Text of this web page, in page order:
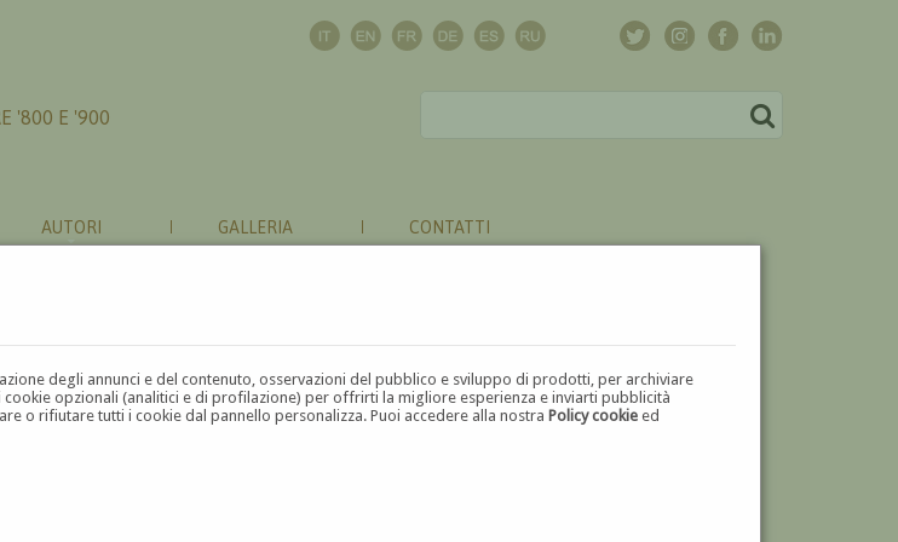
degli annunci e del contenuto, osservazioni del pubblico e sviluppo di prodotti, per archiviare
opzionali (analitici e di profilazione) per offrirti la migliore esperienza e inviarti pubblicità
o rifiutare tutti i cookie dal pannello personalizza. Puoi accedere alla nostraPolicy cookie ed
'800 E '900
AUTORI GALLERIA CONTATTI
L M N O P Q R S T U V W X Y Z ⬅